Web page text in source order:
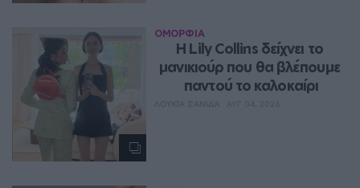
ΟΜΟΡΦΙΑ
Η Lily Collins δείχνει το
μανικιούρ που θα βλέπουμε
παντού το καλοκαίρι